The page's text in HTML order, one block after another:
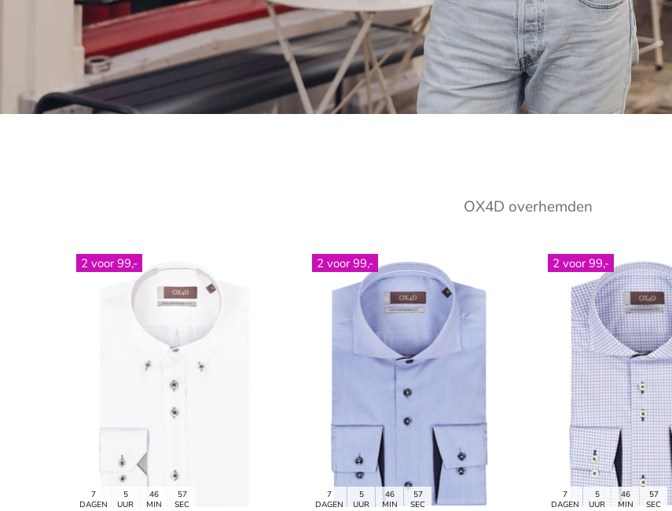
OX4D overhemden
2 voor 99,-
7
DAGEN
5
UUR
46
MIN
55
SEC
2 voor 99,-
7
DAGEN
5
UUR
46
MIN
55
SEC
2 voor 99,-
7
DAGEN
5
UUR
46
MIN
55
SEC